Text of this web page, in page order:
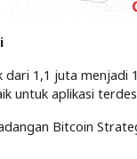
dari 1,1 juta
untuk aplikasi
Bitcoin